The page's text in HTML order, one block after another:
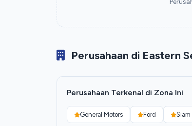
Perusahaan di Eastern
Perusahaan Terkenal di Zona Ini
General Motors Ford